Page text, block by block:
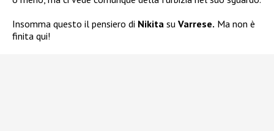
Insomma questo il pensiero di Nikita su Varrese. Ma non è
finita qui!